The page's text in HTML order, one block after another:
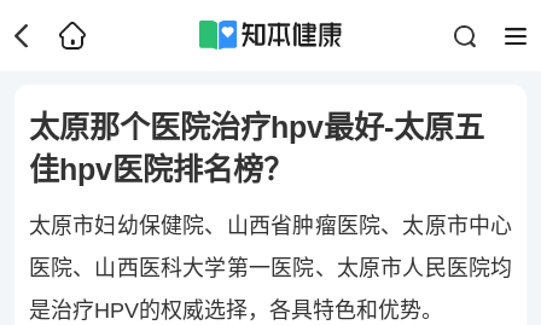
太原那个医院治疗hpv最好-太原五
佳hpv医院排名榜？
太原市妇幼保健院、山西省肿瘤医院、太原市中心
医院、山西医科大学第一医院、太原市人民医院均
是治疗HPV的权威选择，各具特色和优势。